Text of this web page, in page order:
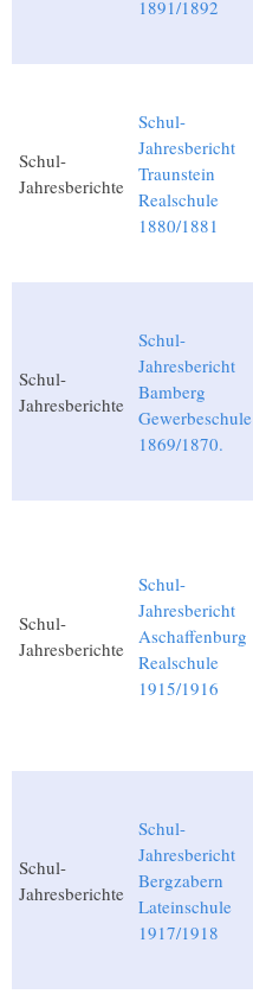
1891/1892
Schul-
Jahresberichte
Schul-
Jahresbericht
Traunstein
Realschule
1880/1881
Schul-
Jahresberichte
Schul-
Jahresbericht
Bamberg
Gewerbeschule
1869/1870.
Schul-
Jahresberichte
Schul-
Jahresbericht
Aschaffenburg
Realschule
1915/1916
Schul-
Jahresberichte
Schul-
Jahresbericht
Bergzabern
Lateinschule
1917/1918